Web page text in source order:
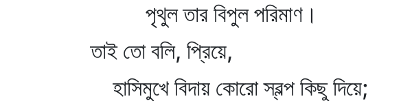
পৃথুল তার বিপুল পরিমাণ।
তাই তো বলি, প্রিয়ে,
হাসিমুখে বিদায় কোরো স্বল্প কিছু দিয়ে;